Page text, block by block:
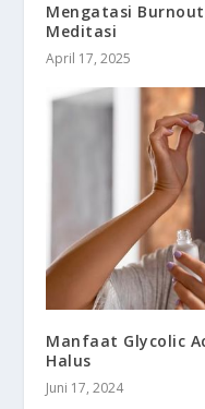
Mengatasi
Meditasi
April 17, 2025
Manfaat Glycolic
Halus
Juni 17, 2024